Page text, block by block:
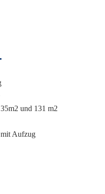
und 131 m2
Aufzug